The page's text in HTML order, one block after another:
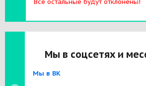
Все остальные будут отклонены!
Мы в соцсетях и
Мы в ВК